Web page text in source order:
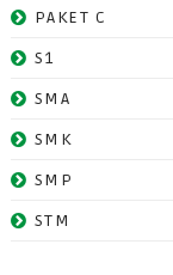
PAKET C
S1
SMA
SMK
SMP
STM